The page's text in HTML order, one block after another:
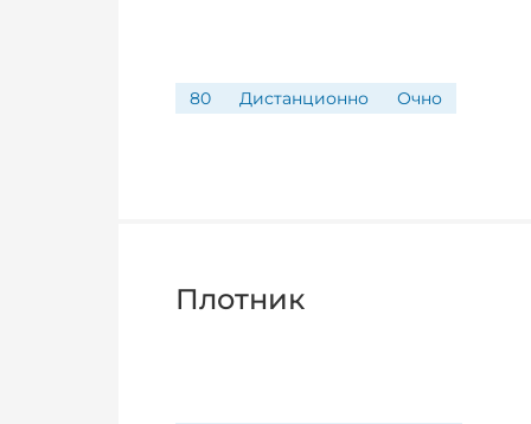
80 Дистанционно Очно
Плотник